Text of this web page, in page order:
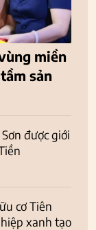
miền
sản
được giới
cơ Tiên
xanh tạo